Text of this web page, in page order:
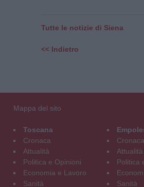
Tutte le notizie di Siena
<< Indietro
Mappa del sito
Toscana
Cronaca
Attualità
Politica e Opinioni
Economia e Lavoro
Sanità
Cronaca
Attualità
Politica
Sanità